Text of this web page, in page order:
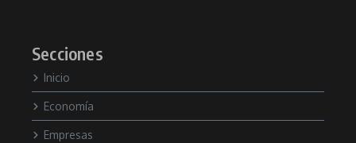
Secciones
Inicio
Economía
Empresas